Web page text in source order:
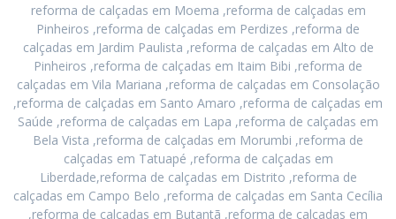
reforma de calçadas em Moema ,reforma de calçadas em
Pinheiros ,reforma de calçadas em Perdizes ,reforma de
calçadas em Jardim Paulista ,reforma de calçadas em Alto de
Pinheiros ,reforma de calçadas em Itaim Bibi ,reforma de
calçadas em Vila Mariana ,reforma de calçadas em Consolação
,reforma de calçadas em Santo Amaro ,reforma de calçadas em
Saúde ,reforma de calçadas em Lapa ,reforma de calçadas em
Bela Vista ,reforma de calçadas em Morumbi ,reforma de
calçadas em Tatuapé ,reforma de calçadas em
Liberdade,reforma de calçadas em Distrito ,reforma de
calçadas em Campo Belo ,reforma de calçadas em Santa Cecília
,reforma de calçadas em Butantã ,reforma de calçadas em